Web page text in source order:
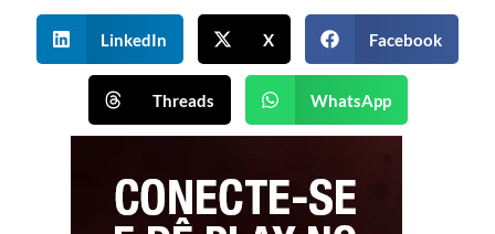
LinkedIn X Facebook
Threads WhatsApp